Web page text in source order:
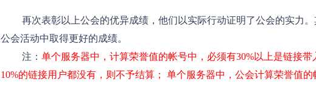
再次表彰以上公会的优异成绩，他们以实际行动证明了公会的实力
公会活动中取得更好的成绩。
注： 单个服务器中，计算荣誉值的帐号中，必须有30%以上是链接
10%的链接用户都没有，则不予结算； 单个服务器中，公会计算荣誉值的